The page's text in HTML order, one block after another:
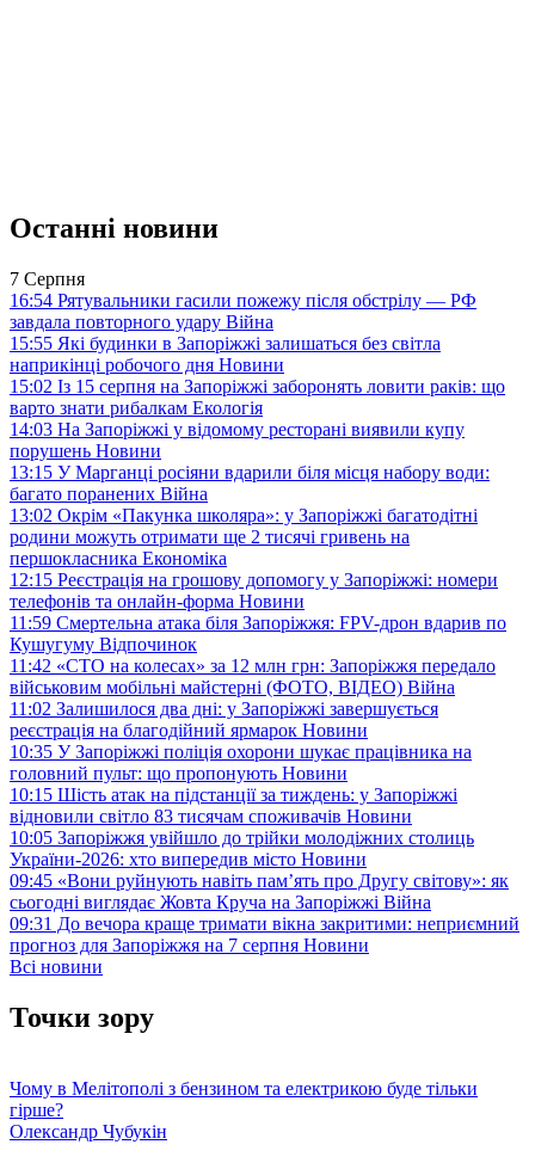
Останні новини
7 Серпня
16:54 Рятувальники гасили пожежу після обстрілу — РФ
завдала повторного удару Війна
15:55 Які будинки в Запоріжжі залишаться без світла
наприкінці робочого дня Новини
15:02 Із 15 серпня на Запоріжжі заборонять ловити раків: що
варто знати рибалкам Екологія
14:03 На Запоріжжі у відомому ресторані виявили купу
порушень Новини
13:15 У Марганці росіяни вдарили біля місця набору води:
багато поранених Війна
13:02 Окрім «Пакунка школяра»: у Запоріжжі багатодітні
родини можуть отримати ще 2 тисячі гривень на
першокласника Економіка
12:15 Реєстрація на грошову допомогу у Запоріжжі: номери
телефонів та онлайн-форма Новини
11:59 Смертельна атака біля Запоріжжя: FPV-дрон вдарив по
Кушугуму Відпочинок
11:42 «СТО на колесах» за 12 млн грн: Запоріжжя передало
військовим мобільні майстерні (ФОТО, ВІДЕО) Війна
11:02 Залишилося два дні: у Запоріжжі завершується
реєстрація на благодійний ярмарок Новини
10:35 У Запоріжжі поліція охорони шукає працівника на
головний пульт: що пропонують Новини
10:15 Шість атак на підстанції за тиждень: у Запоріжжі
відновили світло 83 тисячам споживачів Новини
10:05 Запоріжжя увійшло до трійки молодіжних столиць
України-2026: хто випередив місто Новини
09:45 «Вони руйнують навіть пам’ять про Другу світову»: як
сьогодні виглядає Жовта Круча на Запоріжжі Війна
09:31 До вечора краще тримати вікна закритими: неприємний
прогноз для Запоріжжя на 7 серпня Новини
Всі новини
Точки зору
Чому в Мелітополі з бензином та електрикою буде тільки
гірше?
Олександр Чубукін